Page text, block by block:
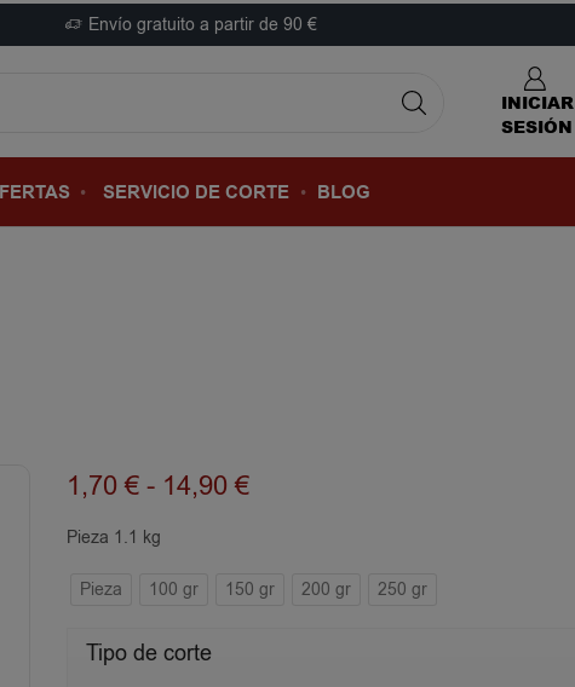
Envío gratuito a partir de 90 €
INICIAR
SESIÓN
SERVICIO DE CORTE BLOG
1,70€ - 14,90€
Pieza 1.1 kg
Pieza 100 gr 150 gr 200 gr 250 gr
Tipo de corte